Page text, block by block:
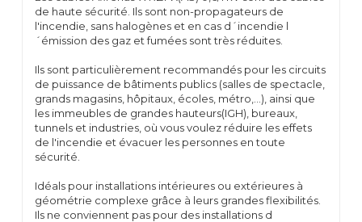
de haute sécurité. Ils sont non-propagateurs de
l'incendie, sans halogènes et en cas d´incendie l
´émission des gaz et fumées sont très réduites.
Ils sont particulièrement recommandés pour les circuits
de puissance de bâtiments publics (salles de spectacle,
grands magasins, hôpitaux, écoles, métro,...), ainsi que
les immeubles de grandes hauteurs(IGH), bureaux,
tunnels et industries, où vous voulez réduire les effets
de l'incendie et évacuer les personnes en toute
sécurité.
Idéals pour installations intérieures ou extérieures à
géométrie complexe grâce à leurs grandes flexibilités.
Ils ne conviennent pas pour des installations d